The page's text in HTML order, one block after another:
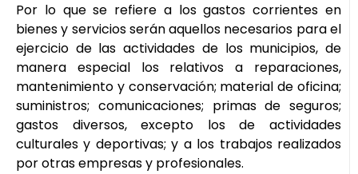
Por lo que se refiere a los gastos corrientes en
bienes y servicios serán aquellos necesarios para el
ejercicio de las actividades de los municipios, de
manera especial los relativos a reparaciones,
mantenimiento y conservación; material de oficina;
suministros; comunicaciones; primas de seguros;
gastos diversos, excepto los de actividades
culturales y deportivas; y a los trabajos realizados
por otras empresas y profesionales.